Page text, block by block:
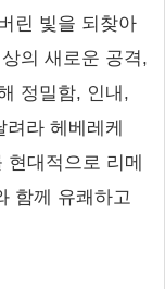
린 빛을 되찾아
의 새로운 공격,
정밀함, 인내,
라 헤베레케
현대적으로 리메
함께 유쾌하고